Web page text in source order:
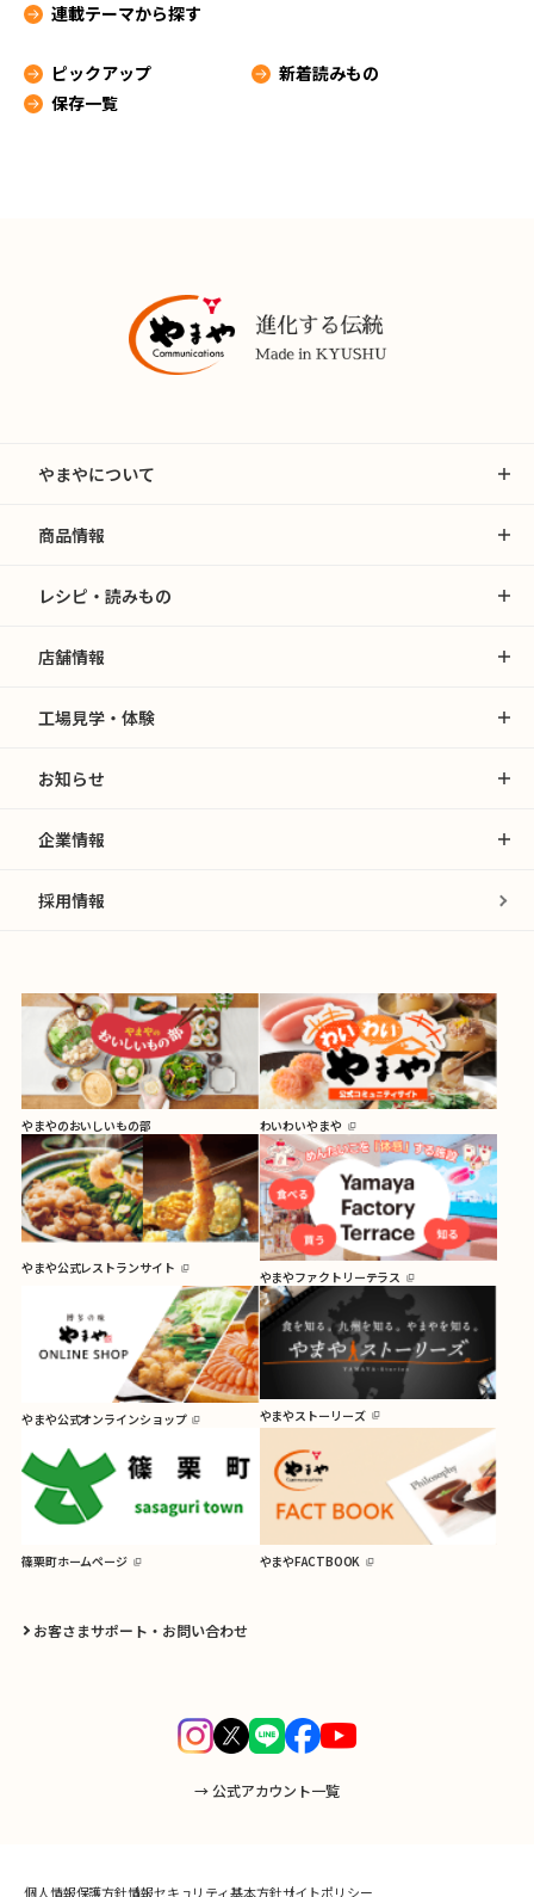
連載テーマから探す
ピックアップ
新着読みもの
保存一覧
やまやについて
商品情報
レシピ・読みもの
店舗情報
工場見学・体験
お知らせ
企業情報
採用情報
お客さまサポート・お問い合わせ
→ 公式アカウント一覧
やまやのおいしいもの部 わいわいやまや
やまや公式レストランサイト
やまやファクトリーテラス
やまや公式オンラインショップ やまやストーリーズ
篠栗町ホームページ やまやFACTBOOK
個人情報保護方針情報セキュリティ基本方針サイトポリシー